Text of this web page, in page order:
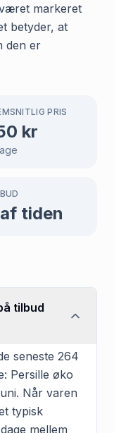
markeret
betyder, at
den er
PRIS
kr
tiden
tilbud
seneste 264
Persille øko
Når varen
typisk
mellem